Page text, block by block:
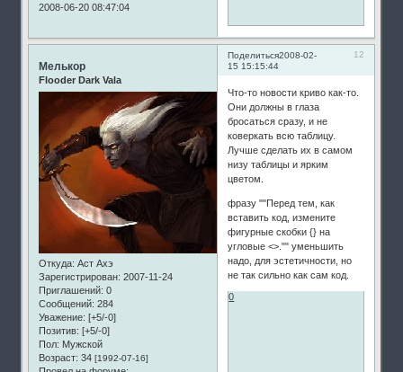
2008-06-20 08:47:04
Поделиться 12
2008-02-
15 15:15:44
Мелькор
Flooder Dark Vala
Откуда: Аст Ахэ
Зарегистрирован: 2007-11-24
Приглашений: 0
Сообщений: 284
Уважение: [+5/-0]
Позитив: [+5/-0]
Пол: Мужской
Возраст: 34[1992-07-16]
Что-то новости криво как-то.
Они должны в глаза
бросаться сразу, и не
коверкать всю таблицу.
Лучше сделать их в самом
низу таблицы и ярким
цветом.
фразу ""Перед тем, как
вставить код, измените
фигурные скобки {} на
угловые <>."" уменьшить
надо, для эстетичности, но
не так сильно как сам код.
0